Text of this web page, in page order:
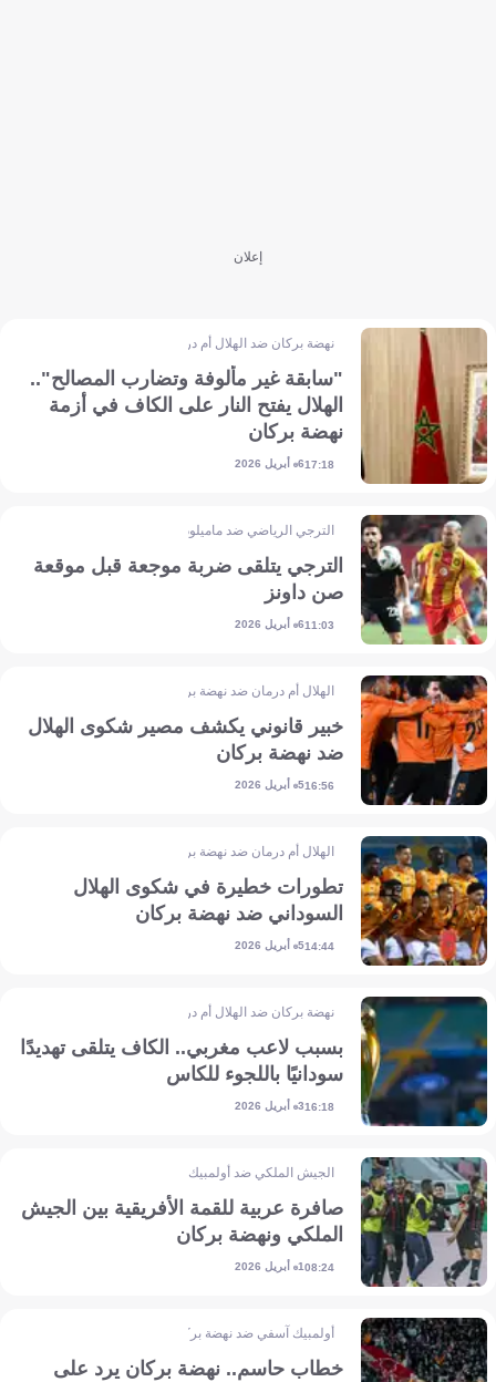
إعلان
نهضة بركان ضد الهلال أم درمان
"سابقة غير مألوفة وتضارب المصالح"..
الهلال يفتح النار على الكاف في أزمة
نهضة بركان
17:186 أبريل 2026
الترجي الرياضي ضد ماميلودي صن داونز
الترجي يتلقى ضربة موجعة قبل موقعة
صن داونز
11:036 أبريل 2026
الهلال أم درمان ضد نهضة بركان
خبير قانوني يكشف مصير شكوى الهلال
ضد نهضة بركان
16:565 أبريل 2026
الهلال أم درمان ضد نهضة بركان
تطورات خطيرة في شكوى الهلال
السوداني ضد نهضة بركان
14:445 أبريل 2026
نهضة بركان ضد الهلال أم درمان
بسبب لاعب مغربي.. الكاف يتلقى تهديدًا
سودانيًا باللجوء للكاس
16:183 أبريل 2026
الجيش الملكي ضد أولمبيك الدشيرة
صافرة عربية للقمة الأفريقية بين الجيش
الملكي ونهضة بركان
08:241 أبريل 2026
أولمبيك آسفي ضد نهضة بركان
خطاب حاسم.. نهضة بركان يرد على